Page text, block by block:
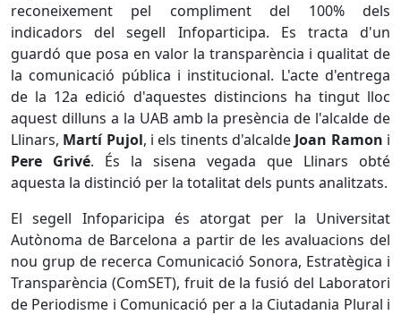
reconeixement pel compliment del 100% dels
indicadors del segell Infoparticipa. Es tracta d'un
guardó que posa en valor la transparència i qualitat de
la comunicació pública i institucional. L'acte d'entrega
de la 12a edició d'aquestes distincions ha tingut lloc
aquest dilluns a la UAB amb la presència de l'alcalde de
Llinars, Martí Pujol, i els tinents d'alcalde Joan Ramon i
Pere Grivé. És la sisena vegada que Llinars obté
aquesta la distinció per la totalitat dels punts analitzats.
El segell Infoparicipa és atorgat per la Universitat
Autònoma de Barcelona a partir de les avaluacions del
nou grup de recerca Comunicació Sonora, Estratègica i
Transparència (ComSET), fruit de la fusió del Laboratori
de Periodisme i Comunicació per a la Ciutadania Plural i